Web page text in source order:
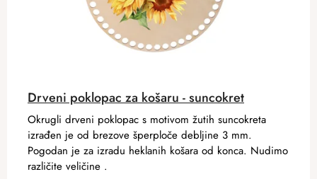
Drveni poklopac za košaru - suncokret
Okrugli drveni poklopac s motivom žutih suncokreta
izrađen je od brezove šperploče debljine 3 mm.
Pogodan je za izradu heklanih košara od konca. Nudimo
različite veličine .